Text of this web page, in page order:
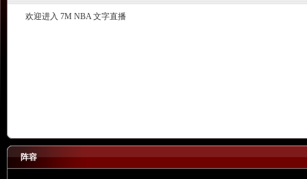
欢迎进入 7M NBA 文字直播
阵容